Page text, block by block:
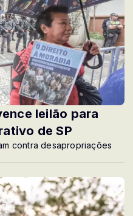
leilão para
de SP
contra desapropriações